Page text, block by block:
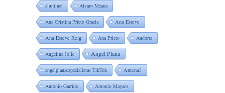
aluni.net Alvaro Meana
Ana Cristina Prieto Gracia Ana Esteve
Ana Esteve Reig Ana Prieto Andorra
Angelina Jolie Angel Plana
angelplanaespecialistas TikTok Antena3
Antonio Garrido Antonio Mayans